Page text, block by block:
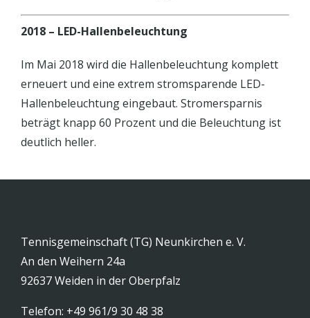
2018 – LED-Hallenbeleuchtung
Im Mai 2018 wird die Hallenbeleuchtung komplett
erneuert und eine extrem stromsparende LED-
Hallenbeleuchtung eingebaut. Stromersparnis
beträgt knapp 60 Prozent und die Beleuchtung ist
deutlich heller.
Tennisgemeinschaft (TG) Neunkirchen e. V.
An den Weihern 24a
92637 Weiden in der Oberpfalz
Telefon: +49 961/9 30 48 38